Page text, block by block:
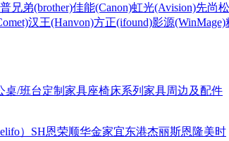
兄弟(brother)佳能(Canon)虹光(Avision)先尚
汉王(Hanvon)方正(ifound)影源(WinMage)
桌/班台定制家具座椅床系列 家具周边及配件
） SH恩荣顺华金家宜东港杰丽斯恩隆美时